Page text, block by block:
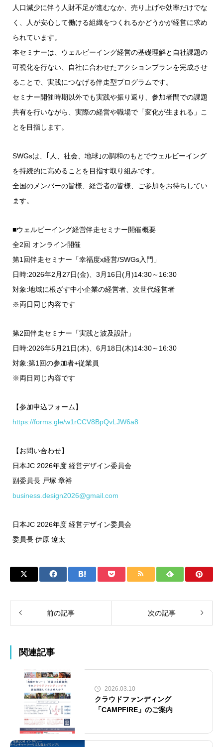
人口減少に伴う人財不足が進むなか、売り上げや効率だけでな
く、人が安心して働ける組織をつくれるかどうかが経営に求め
られています。
本セミナーは、ウェルビーイング経営の基礎理解と自社課題の
可視化を行ない、自社に合わせたアクションプランを完成させ
ることで、実践につなげる伴走型プログラムです。
セミナー開催時期以外でも実践や振り返り、参加者間での課題
共有を行いながら、実際の経営や職場で「変化が生まれる」こ
とを目指します。
SWGsは、｢人、社会、地球｣の調和のもとでウェルビーイング
を持続的に高めることを目指す取り組みです。
全国のメンバーの皆様、経営者の皆様、ご参加をお待ちしてい
ます。
■ウェルビーイング経営伴走セミナー開催概要
全2回 オンライン開催
第1回伴走セミナー「幸福度x経営/SWGs入門」
日時:2026年2月27日(金)、3月16日(月)14:30～16:30
対象:地域に根ざす中小企業の経営者、次世代経営者
※両日同じ内容です
第2回伴走セミナー「実践と波及設計」
日時:2026年5月21日(木)、6月18日(木)14:30～16:30
対象:第1回の参加者+従業員
※両日同じ内容です
【参加申込フォーム】
https://forms.gle/w1rCCV8BpQvLJW6a8
【お問い合わせ】
日本JC 2026年度 経営デザイン委員会
副委員長 戸塚 章裕
business.design2026@gmail.com
日本JC 2026年度 経営デザイン委員会
委員長 伊原 遼太
前の記事 次の記事
関連記事
2026.03.10
クラウドファンディング
「CAMPFIRE」のご案内